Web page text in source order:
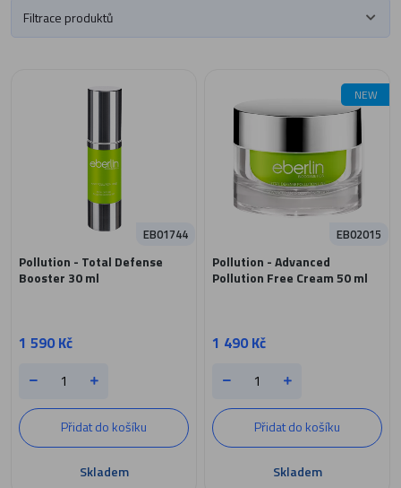
Filtrace produktů
Pollution - Total Defense
Booster 30 ml
1 590 Kč
EB01744
Přidat do košíku
Skladem
NEW
Pollution - Advanced
Pollution Free Cream 50 ml
1 490 Kč
EB02015
Přidat do košíku
Skladem